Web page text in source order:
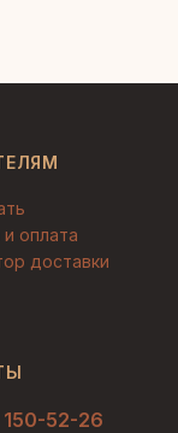
оплата
доставки
52-26